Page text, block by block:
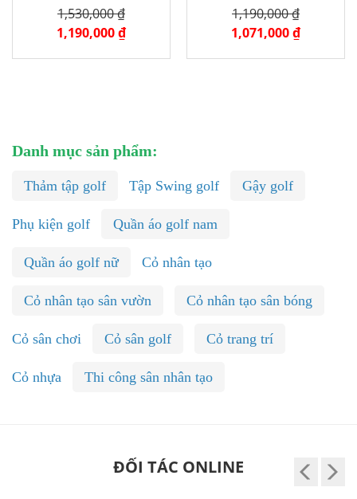
1,530,000 ₫
1,190,000 ₫
1,190,000 ₫
1,071,000 ₫
Danh mục sản phẩm:
Thảm tập golf Tập Swing golf Gậy golf
Phụ kiện golf Quần áo golf nam
Quần áo golf nữ Cỏ nhân tạo
Cỏ nhân tạo sân vườn Cỏ nhân tạo sân bóng
Cỏ sân chơi Cỏ sân golf Cỏ trang trí
Cỏ nhựa Thi công sân nhân tạo
ĐỐI TÁC ONLINE